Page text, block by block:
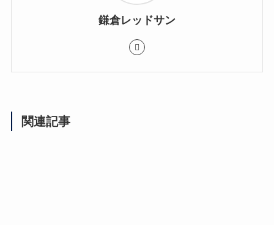
鎌倉レッドサン
関連記事